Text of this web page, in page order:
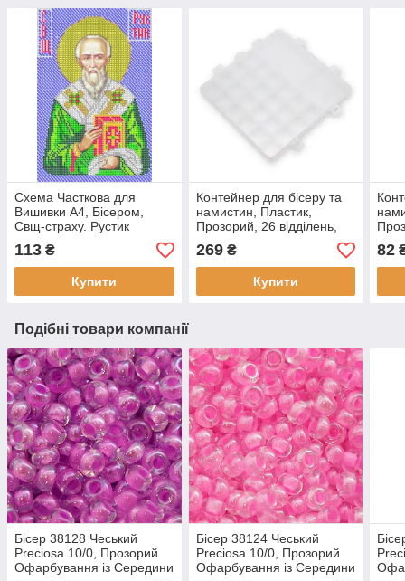
Схема Часткова для
Вишивки А4, Бісером,
Свщ-страху. Рустик
(Руслан), ТМ Рішельє Арт.
В-285, (1 шт)
113 ₴
Купити
Контейнер для бісеру та
намистин, Пластик,
Прозорий, 26 відділень,
Розмір: 19х20х1.8см,
Відділ, (1 шт)
269₴
Купити
82
Подібні товари компанії
Бісер 38128 Чеський
Preciosa 10/0, Прозорий
Офарбування із Середини
Бісер 38124 Чеський
Preciosa 10/0, Прозорий
Офарбування із Середини